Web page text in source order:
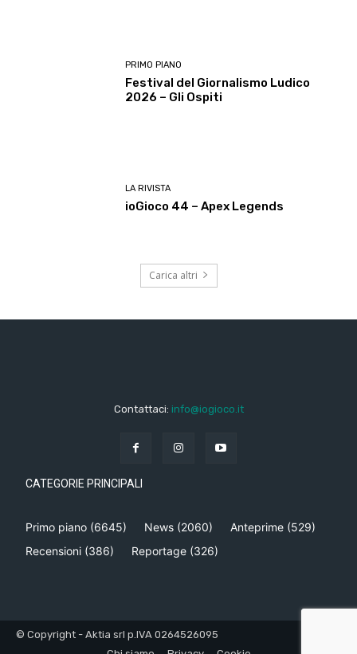
PRIMO PIANO
Festival del Giornalismo Ludico
2026 – Gli Ospiti
LA RIVISTA
ioGioco 44 – Apex Legends
Carica altri
Contattaci: info@iogioco.it
CATEGORIE PRINCIPALI
Primo piano (6645) News (2060) Anteprime (529)
Recensioni (386) Reportage (326)
© Copyright - Aktia srl p.IVA 0264526095